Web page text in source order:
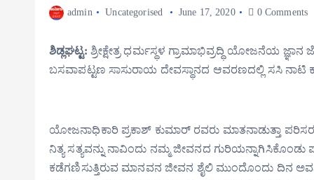
admin Uncategorised June 17, 2020 0 Comments
ಶಿಡ್ಲಘಟ್ಟ: ಶ್ರೀಕ್ಷೇತ್ರ ಧರ್ಮಸ್ಥಳ ಗ್ರಾಮಾಭಿವ್ರದ್ಧಿ ಯೋಜನೆಯ
ಬಸವಾಪಟ್ಟಣ ಸಾಸುರಾಯ ದೇವಸ್ಥಾನದ ಆವರಣದಲ್ಲಿ ಸಸಿ ನಾಟಿ
ಯೋಜನಾಧಿಕಾರಿ ಪ್ರಕಾಶ್ ಕುಮಾರ್ ರವರು ಮಾತನಾಡುತ್ತಾ
ನಿತ್ಯ ಸತ್ಯವನ್ನು ನಾವಿಂದು‌ ನಮ್ಮ ಜೀವನದ
ಕಡೆಗಣಿಸುತ್ತಿರುವ ಮಾನವನ ಜೀವನ ಶೈಲಿ ಮುಂದೊಂದು ದಿನ